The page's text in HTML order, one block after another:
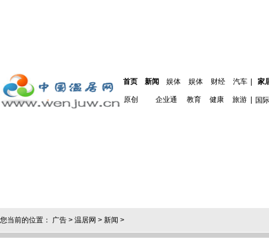
首页 新闻 娱体 娱体 财经 汽车 家
原创 企业通 教育 健康 旅游 国际
您当前的位置： 广告 > 温居网 > 新闻 >